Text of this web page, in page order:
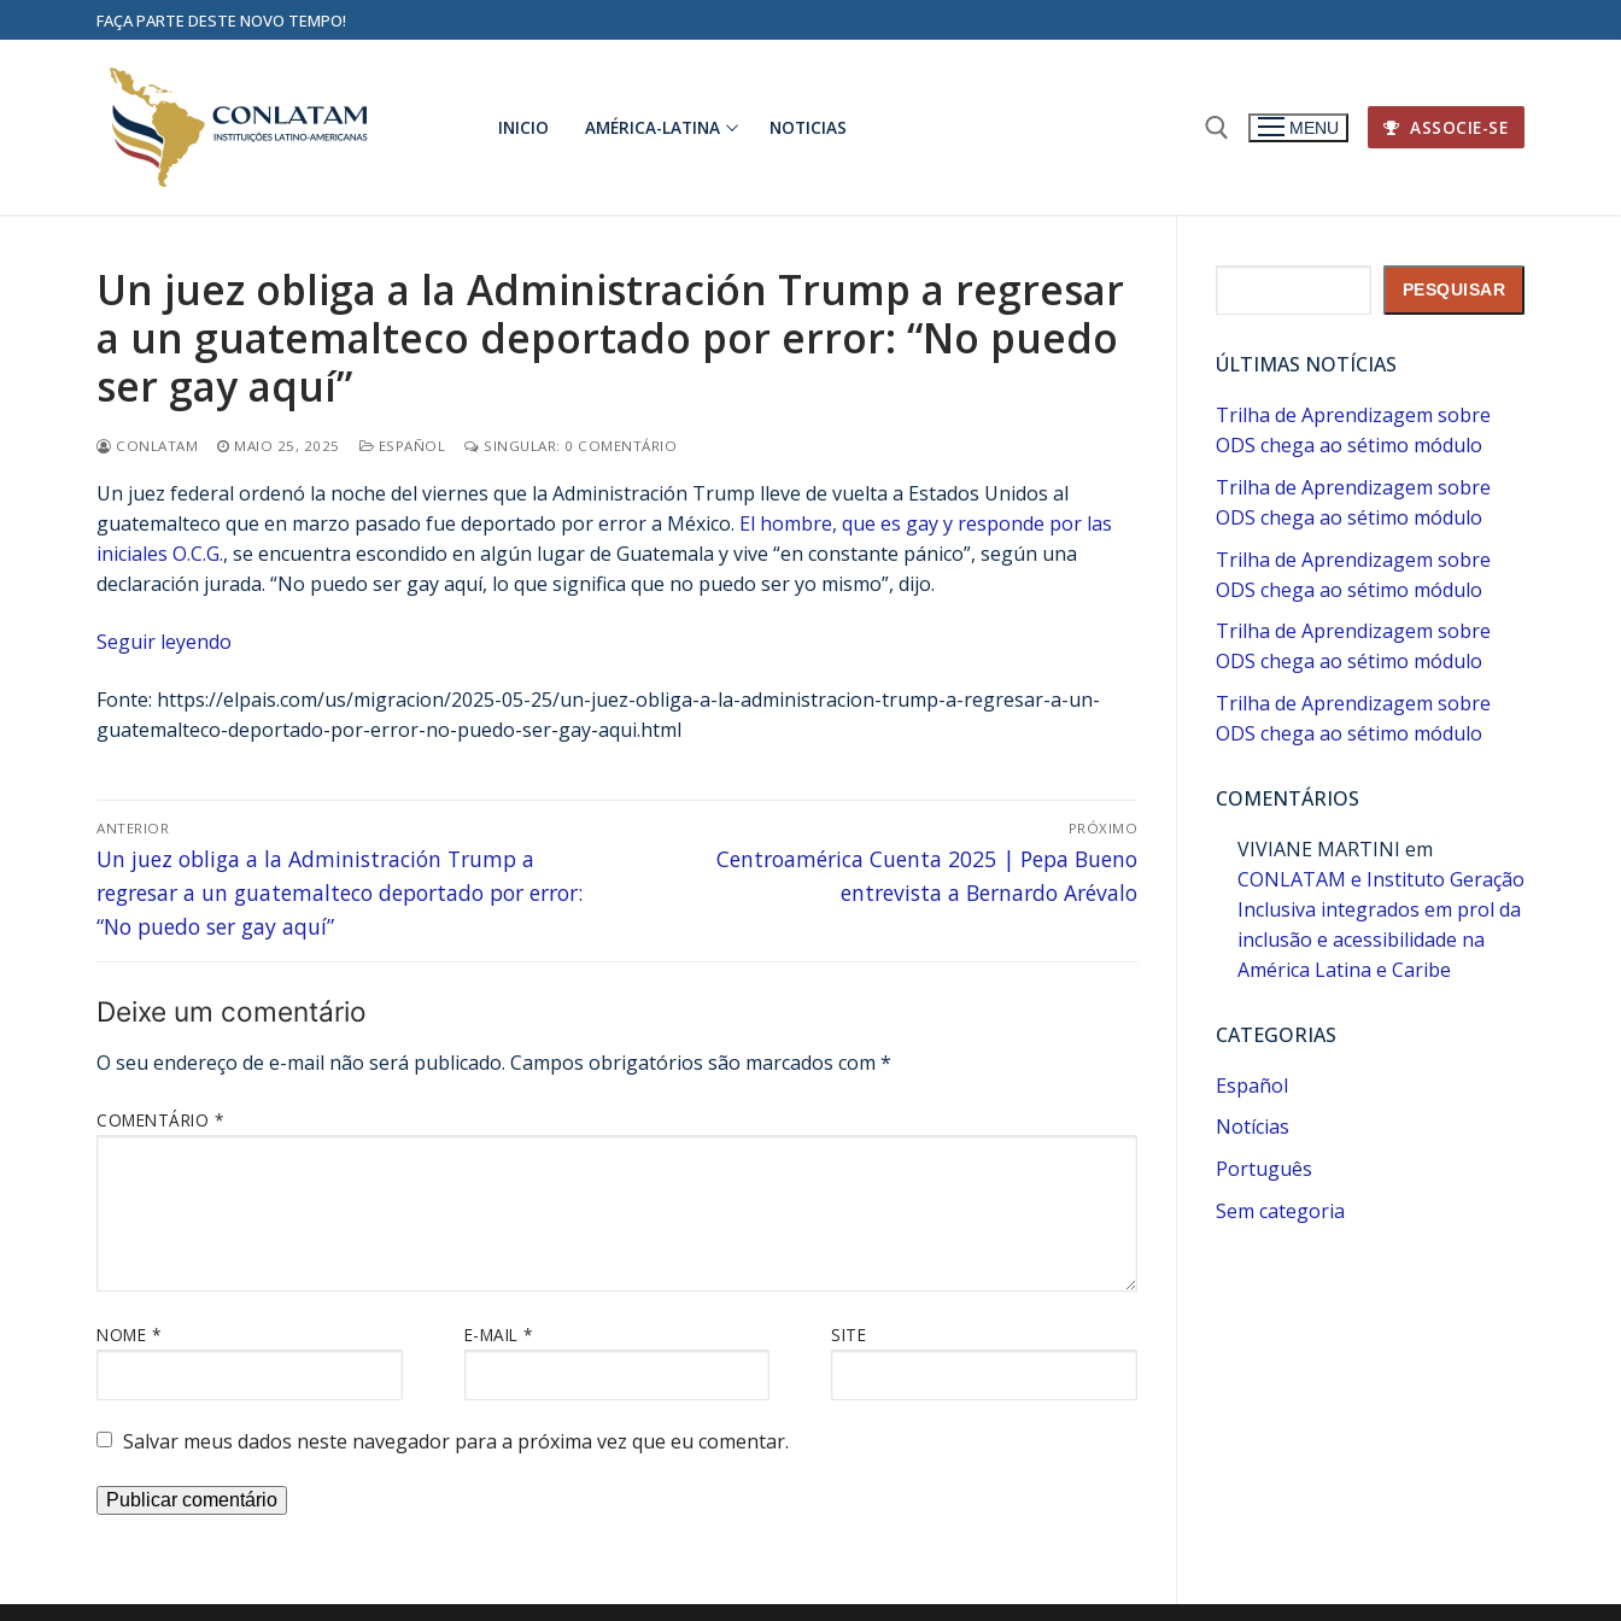
FAÇA PARTE DESTE NOVO TEMPO!
INICIO AMÉRICA-LATINA NOTICIAS MENU ASSOCIE-SE
Un juez obliga a la Administración Trump a regresar
a un guatemalteco deportado por error: “No puedo
ser gay aquí”
CONLATAM MAIO 25, 2025 ESPAÑOL SINGULAR: 0 COMENTÁRIO
Un juez federal ordenó la noche del viernes que la Administración Trump lleve de vuelta a Estados Unidos al
guatemalteco que en marzo pasado fue deportado por error a México. El hombre, que es gay y responde por las
iniciales O.C.G., se encuentra escondido en algún lugar de Guatemala y vive “en constante pánico”, según una
declaración jurada. “No puedo ser gay aquí, lo que significa que no puedo ser yo mismo”, dijo.
Seguir leyendo
Fonte: https://elpais.com/us/migracion/2025-05-25/un-juez-obliga-a-la-administracion-trump-a-regresar-a-un-
guatemalteco-deportado-por-error-no-puedo-ser-gay-aqui.html
ANTERIOR
Un juez obliga a la Administración Trump a
regresar a un guatemalteco deportado por error:
“No puedo ser gay aquí”
PRÓXIMO
Centroamérica Cuenta 2025 | Pepa Bueno
entrevista a Bernardo Arévalo
Deixe um comentário
O seu endereço de e-mail não será publicado. Campos obrigatórios são marcados com *
COMENTÁRIO *
NOME * E-MAIL* SITE
Salvar meus dados neste navegador para a próxima vez que eu comentar.
PESQUISAR
ÚLTIMAS NOTÍCIAS
Trilha de Aprendizagem sobre
ODS chega ao sétimo módulo
Trilha de Aprendizagem sobre
ODS chega ao sétimo módulo
Trilha de Aprendizagem sobre
ODS chega ao sétimo módulo
Trilha de Aprendizagem sobre
ODS chega ao sétimo módulo
Trilha de Aprendizagem sobre
ODS chega ao sétimo módulo
COMENTÁRIOS
VIVIANE MARTINI em
CONLATAM e Instituto Geração
Inclusiva integrados em prol da
inclusão e acessibilidade na
América Latina e Caribe
CATEGORIAS
Español
Notícias
Português
Sem categoria